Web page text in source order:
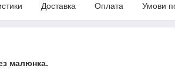
Доставка Оплата Умови
малюнка.